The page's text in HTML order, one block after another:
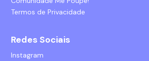
Termos de Privacidade
Redes Sociais
Instagram